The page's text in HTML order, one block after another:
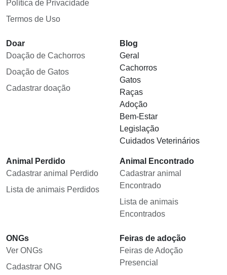
Política de Privacidade
Termos de Uso
Doar
Doação de Cachorros
Doação de Gatos
Cadastrar doação
Blog
Geral
Cachorros
Gatos
Raças
Adoção
Bem-Estar
Legislação
Cuidados Veterinários
Animal Perdido
Cadastrar animal Perdido
Lista de animais Perdidos
Animal Encontrado
Cadastrar animal
Encontrado
Lista de animais
Encontrados
ONGs
Ver ONGs
Cadastrar ONG
Feiras de adoção
Feiras de Adoção
Presencial